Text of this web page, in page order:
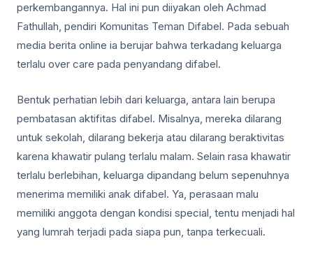
perkembangannya. Hal ini pun diiyakan oleh Achmad
Fathullah, pendiri Komunitas Teman Difabel. Pada sebuah
media berita online ia berujar bahwa terkadang keluarga
terlalu over care pada penyandang difabel.
Bentuk perhatian lebih dari keluarga, antara lain berupa
pembatasan aktifitas difabel. Misalnya, mereka dilarang
untuk sekolah, dilarang bekerja atau dilarang beraktivitas
karena khawatir pulang terlalu malam. Selain rasa khawatir
terlalu berlebihan, keluarga dipandang belum sepenuhnya
menerima memiliki anak difabel. Ya, perasaan malu
memiliki anggota dengan kondisi special, tentu menjadi hal
yang lumrah terjadi pada siapa pun, tanpa terkecuali.